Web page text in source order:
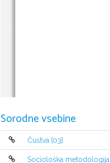
Sorodne vsebine
Čustva [03]
Sociološka metodologija